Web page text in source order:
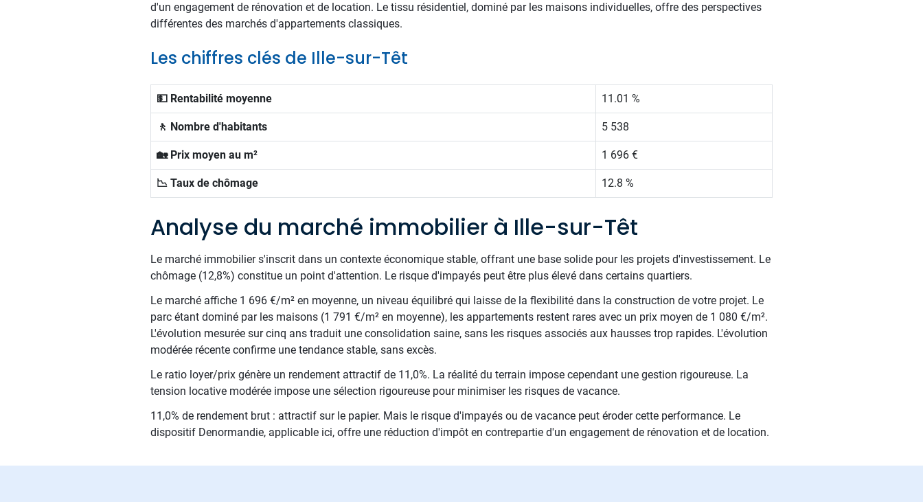
d'un engagement de rénovation et de location. Le tissu résidentiel, dominé par les maisons individuelles, offre des perspectives
différentes des marchés d'appartements classiques.
Les chiffres clés de Ille-sur-Têt
💵 Rentabilité moyenne 11.01 %
🚶 Nombre d'habitants 5 538
🏡 Prix moyen au m² 1 696 €
📉 Taux de chômage 12.8 %
Analyse du marché immobilier à Ille-sur-Têt
Le marché immobilier s'inscrit dans un contexte économique stable, offrant une base solide pour les projets d'investissement. Le
chômage (12,8%) constitue un point d'attention. Le risque d'impayés peut être plus élevé dans certains quartiers.
Le marché affiche 1 696 €/m² en moyenne, un niveau équilibré qui laisse de la flexibilité dans la construction de votre projet. Le
parc étant dominé par les maisons (1 791 €/m² en moyenne), les appartements restent rares avec un prix moyen de 1 080 €/m².
L'évolution mesurée sur cinq ans traduit une consolidation saine, sans les risques associés aux hausses trop rapides. L'évolution
modérée récente confirme une tendance stable, sans excès.
Le ratio loyer/prix génère un rendement attractif de 11,0%. La réalité du terrain impose cependant une gestion rigoureuse. La
tension locative modérée impose une sélection rigoureuse pour minimiser les risques de vacance.
11,0% de rendement brut : attractif sur le papier. Mais le risque d'impayés ou de vacance peut éroder cette performance. Le
dispositif Denormandie, applicable ici, offre une réduction d'impôt en contrepartie d'un engagement de rénovation et de location.